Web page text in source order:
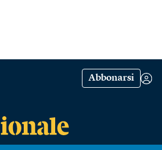
Abbonarsi